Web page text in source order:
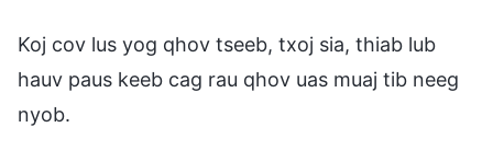
Koj cov lus yog qhov tseeb, txoj sia, thiab lub
hauv paus keeb cag rau qhov uas muaj tib neeg
nyob.